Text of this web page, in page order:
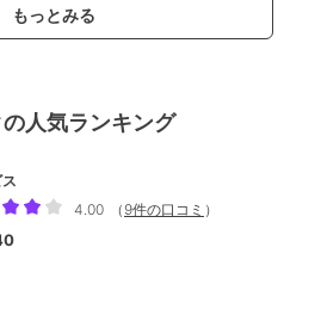
もっとみる
人気ランキング
4.00
（ 9件の口コミ ）